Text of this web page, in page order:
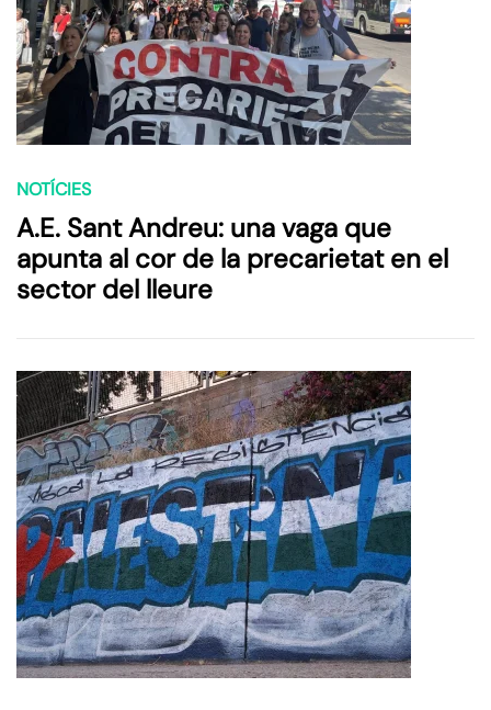
NOTÍCIES
A.E. Sant Andreu: una vaga que
apunta al cor de la precarietat en el
sector del lleure